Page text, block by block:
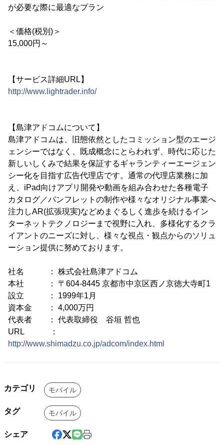
が必要な際に最適なプラン
＜価格(税別)＞
15,000円～
【サービス詳細URL】
http://www.lightrader.info/
【島津アドコムについて】
島津アドコムは、旧態依然としたコミッション型のエージ
ェンシーではなく、既成概念にとらわれず、時代に応じた
新しいしくみで結果を保証するギャランティーエージェン
シー化を目指す広告代理店です。通常の代理店業務に加
え、iPad向けアプリ開発や動画を組み合わせた各種電子
カタログ／パンフレットの制作や様々なオリジナル事業へ
注力しAR(拡張現実)などめまぐるしく進歩を続けるイン
ターネットテクノロジーまで視野に入れ、多様化するクラ
イアントのニーズに対し、様々な視点・観点からのソリュ
ーション提供に努めております。
社名 ： 株式会社島津アドコム
本社 ： 〒604-8445 京都市中京区西ノ京徳大寺町1
設立 ： 1999年1月
資本金 ： 4,000万円
代表者 ： 代表取締役 谷垣 哲也
URL ：
http://www.shimadzu.co.jp/adcom/index.html
カテゴリ モバイル
タグ モバイル
シェア